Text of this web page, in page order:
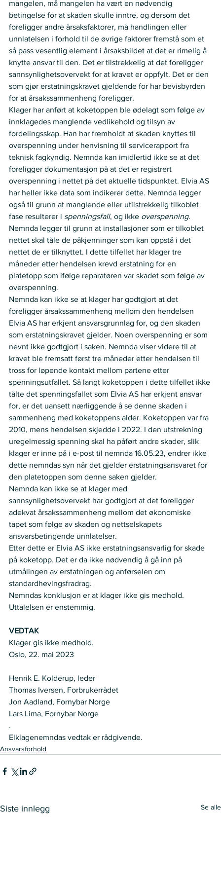
mangelen, må mangelen ha vært en nødvendig
betingelse for at skaden skulle inntre, og dersom det
foreligger andre årsaksfaktorer, må handlingen eller
unnlatelsen i forhold til de øvrige faktorer fremstå som et
så pass vesentlig element i årsaksbildet at det er rimelig å
knytte ansvar til den. Det er tilstrekkelig at det foreligger
sannsynlighetsovervekt for at kravet er oppfylt. Det er den
som gjør erstatningskravet gjeldende for har bevisbyrden
for at årsakssammenheng foreligger.
Klager har anført at koketoppen ble ødelagt som følge av
innklagedes manglende vedlikehold og tilsyn av
fordelingsskap. Han har fremholdt at skaden knyttes til
overspenning under henvisning til servicerapport fra
teknisk fagkyndig. Nemnda kan imidlertid ikke se at det
foreligger dokumentasjon på at det er registrert
overspenning i nettet på det aktuelle tidspunktet. Elvia AS
har heller ikke data som indikerer dette. Nemnda legger
også til grunn at manglende eller utilstrekkelig tilkoblet
fase resulterer i spenningsfall, og ikke overspenning.
Nemnda legger til grunn at installasjoner som er tilkoblet
nettet skal tåle de påkjenninger som kan oppstå i det
nettet de er tilknyttet. I dette tilfellet har klager tre
måneder etter hendelsen krevd erstatning for en
platetopp som ifølge reparatøren var skadet som følge av
overspenning.
Nemnda kan ikke se at klager har godtgjort at det
foreligger årsakssammenheng mellom den hendelsen
Elvia AS har erkjent ansvarsgrunnlag for, og den skaden
som erstatningskravet gjelder. Noen overspenning er som
nevnt ikke godtgjort i saken. Nemnda viser videre til at
kravet ble fremsatt først tre måneder etter hendelsen til
tross for løpende kontakt mellom partene etter
spenningsutfallet. Så langt koketoppen i dette tilfellet ikke
tålte det spenningsfallet som Elvia AS har erkjent ansvar
for, er det uansett nærliggende å se denne skaden i
sammenheng med koketoppens alder. Koketoppen var fra
2010, mens hendelsen skjedde i 2022. I den utstrekning
uregelmessig spenning skal ha påført andre skader, slik
klager er inne på i e-post til nemnda 16.05.23, endrer ikke
dette nemndas syn når det gjelder erstatningsansvaret for
den platetoppen som denne saken gjelder.
Nemnda kan ikke se at klager med
sannsynlighetsovervekt har godtgjort at det foreligger
adekvat årsakssammenheng mellom det økonomiske
tapet som følge av skaden og nettselskapets
ansvarsbetingende unnlatelser.
Etter dette er Elvia AS ikke erstatningsansvarlig for skade
på koketopp. Det er da ikke nødvendig å gå inn på
utmålingen av erstatningen og anførselen om
standardhevingsfradrag.
Nemndas konklusjon er at klager ikke gis medhold.
Uttalelsen er enstemmig.
VEDTAK
Klager gis ikke medhold.
Oslo, 22. mai 2023
Henrik E. Kolderup, leder
Thomas Iversen, Forbrukerrådet
Jon Aadland, Fornybar Norge
Lars Lima, Fornybar Norge
.
Elklagenemndas vedtak er rådgivende.
Ansvarsforhold
Siste innlegg Se alle